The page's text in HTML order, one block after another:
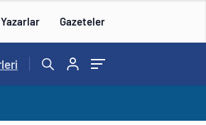
Yazarlar Gazeteler